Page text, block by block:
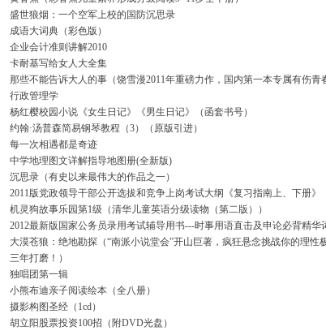
盛世狼烟：一个空军上校的国防沉思录
成语大词典（彩色版）
企业会计准则讲解2010
卡耐基写给女人大全集
那些不能告诉大人的事（饶雪漫2011年重磅力作，国内第一本专属有伤青
行政管理学
杨红樱校园小说《女生日记》《男生日记》（函套书号）
约翰·汤普森简易钢琴教程（3）（原版引进）
每一次相遇都是奇迹
中学地理图文详解指导地图册(全新版)
沉思录（有史以来最伟大的作品之一）
2011版党政领导干部公开选拔和竞争上岗考试大纲《复习指南上、下册》
机灵狗故事乐园第1级（清华儿童英语分级读物（第二版））
2012最新版国家公务员录用考试辅导用书---时事用语直击及申论必背精华
大漠苍狼：绝地勘探（“南派小说堂会”开山巨著，疯狂悬念挑战你的理性
三年打磨！）
独唱团第一辑
小熊布迪亲子阅读绘本（全八册）
摄影构图圣经（1cd）
胡立阳股票投资100招（附DVD光盘）